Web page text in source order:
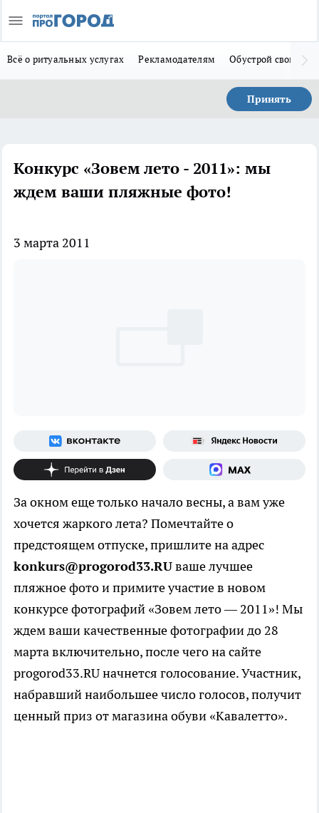
Всё о ритуальных услугах Рекламодателям Обустрой свой дом
Принять
Конкурс «Зовем лето - 2011»: мы
ждем ваши пляжные фото!
3 марта 2011
За окном еще только начало весны, а вам уже
хочется жаркого лета? Помечтайте о
предстоящем отпуске, пришлите на адрес
konkurs@progorod33.RUваше лучшее
пляжное фото и примите участие в новом
конкурсе фотографий «Зовем лето — 2011»! Мы
ждем ваши качественные фотографии до 28
марта включительно, после чего на сайте
progorod33.RU начнется голосование. Участник,
набравший наибольшее число голосов, получит
ценный приз от магазина обуви «Кавалетто».